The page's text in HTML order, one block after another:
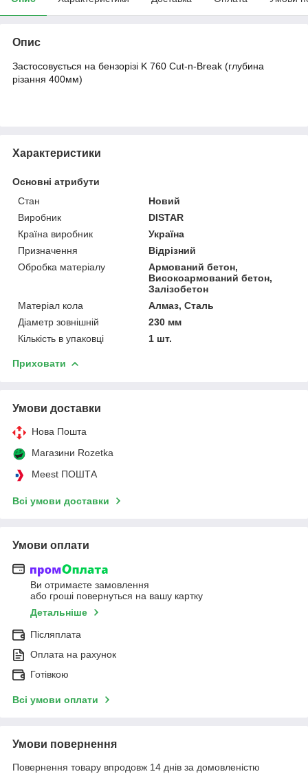
Опис
Застосовується на бензорізі K 760 Cut-n-Break (глубина
різання 400мм)
Характеристики
Основні атрибути
Стан
Новий
Виробник
DISTAR
Країна виробник
Україна
Призначення
Відрізний
Обробка матеріалу
Армований бетон,
Високоармований бетон,
Залізобетон
Матеріал кола
Алмаз, Сталь
Діаметр зовнішній
230 мм
Кількість в упаковці
1 шт.
Приховати
Умови доставки
Нова Пошта
Магазини Rozetka
Meest ПОШТА
Всі умови доставки
Умови оплати
Ви отримаєте замовлення
або гроші повернуться на вашу картку
Детальніше
Післяплата
Оплата на рахунок
Готівкою
Всі умови оплати
Умови повернення
Повернення товару впродовж 14 днів за домовленістю